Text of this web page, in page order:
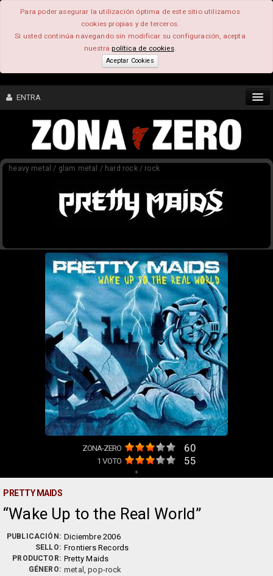
Para poder asegurar la utilización óptima de este sitio utilizamos
cookies propias y de terceros.
Si usted continúa navegando sin modificar su configuración, acepta
nuestrapolítica de cookies.
Aceptar Cookies
ENTRA
CONTENIDO
COMUNIDAD
FEEEDBACK
heavy metal / glam metal / hard rock / rock
ZONA-ZERO 60
1 VOTO 55
+
PRETTY MAIDS
Wake Up to the Real World
PUBLICACIÓN: Diciembre 2006
SELLO: Frontiers Records
PRODUCTOR: Pretty Maids
GÉNERO: metal, pop-rock